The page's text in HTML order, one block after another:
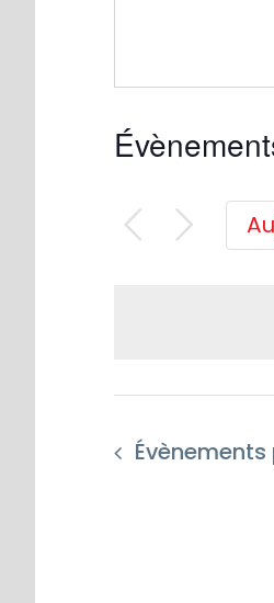
Évènements